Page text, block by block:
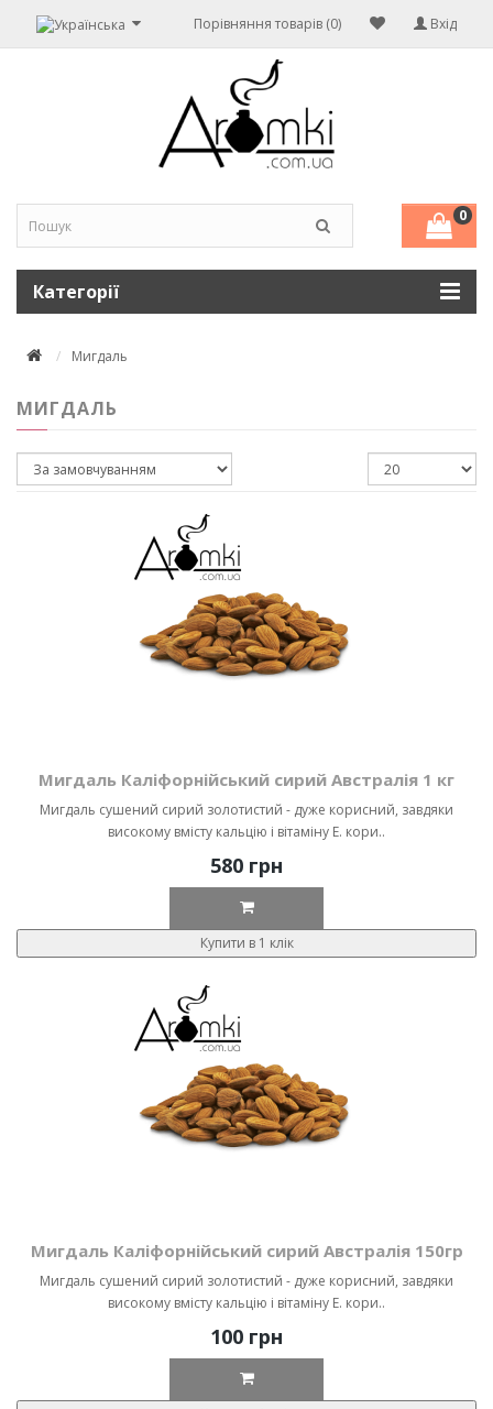
Вхід
Порівняння товарів (0)
0
Категорії
Мигдаль
МИГДАЛЬ
Мигдаль Каліфорнійський сирий Австралія 1 кг
Мигдаль сушений сирий золотистий - дуже корисний, завдяки
високому вмісту кальцію і вітаміну Е. кори..
580 грн
Купити в 1 клік
Мигдаль Каліфорнійський сирий Австралія 150гр
Мигдаль сушений сирий золотистий - дуже корисний, завдяки
високому вмісту кальцію і вітаміну Е. кори..
100 грн